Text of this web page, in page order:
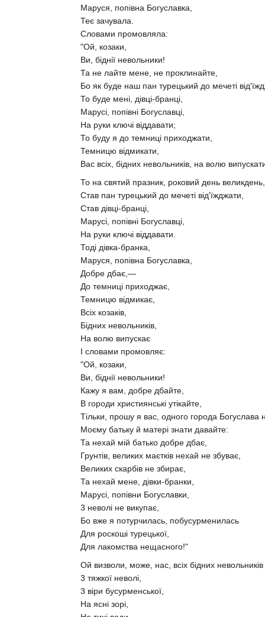
Маруся, попівна Богуславка,
Теє зачувала.
Словами промовляла:
"Ой, козаки,
Ви, біднії невольники!
Та не лайте мене, не проклинайте,
Бо як буде наш пан турецький до мечеті
То буде мені, дівці-бранці,
Марусі, попівні Богуславці,
На руки ключі віддавати;
То буду я до темниці приходжати,
Темницю відмикати,
Вас всіх, бідних невольників, на волю
То на святий празник, роковий день великдень,
Став пан турецький до мечеті від'їжджати,
Став дівці-бранці,
Марусі, попівні Богуславці,
На руки ключі віддавати.
Тоді дівка-бранка,
Маруся, попівна Богуславка,
Добре дбає,—
До темниці приходжає,
Темницю відмикає,
Всіх козаків,
Бідних невольників,
На волю випускає
І словами промовляє:
"Ой, козаки,
Ви, біднії невольники!
Кажу я вам, добре дбайте,
В городи християнські утікайте,
Тільки, прошу я вас, одного города Богуслава
Моєму батьку й матері знати давайте:
Та нехай мій батько добре дбає,
Грунтів, великих маєтків нехай не збуває,
Великих скарбів не збирає,
Та нехай мене, дівки-бранки,
Марусі, попівни Богуславки,
3 неволі не викупає,
Бо вже я потурчилась, побусурменилась
Для роскоші турецької,
Для лакомства нещасного!"
Ой визволи, може, нас, всіх бідних невольників
3 тяжкої неволі,
3 віри бусурменської,
На ясні зорі,